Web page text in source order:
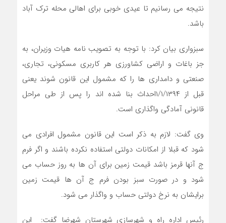
نتیجه می رسانیم تا عیدی خوبی برای اهالی محله ترک آباد
باشد.
سبزواری بیان کرد: با توجه به تصویب نامه هیات وزیران، به
جز باغات و اراضی کشاورزی هر کاربری مسکونی، تجاری،
صنعتی و دامداری ها را که مشمول این قانون شوند یعنی
قبل از ۱/۱/۱۳۹۴احداث بنا شده اند را پس از طی مراحل
قانونی آمادگی واگذاری است.
وی گفت: لازم به ذکر است این قانون مشمول افرادی می
شود که قبلا از امکانات دولتی استفاده نکرده باشند و اگر فرم
ج آنها قرمز باشد قیمت زمین برای آن ها به روز حساب می
شود و در صورت سبز بودن فرم ج آن ها قیمت زمین
برایشان به نرخ دولتی حساب و واگذار می شود.
رئیس اداره راه و شهرسازی شهرستان شهرضا گفت: این